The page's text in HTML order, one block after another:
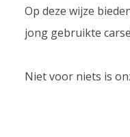
Op deze wijze
jong gebruikte
Niet voor niets is